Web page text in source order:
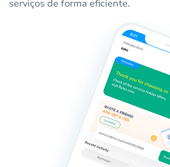
serviços de forma eficiente.